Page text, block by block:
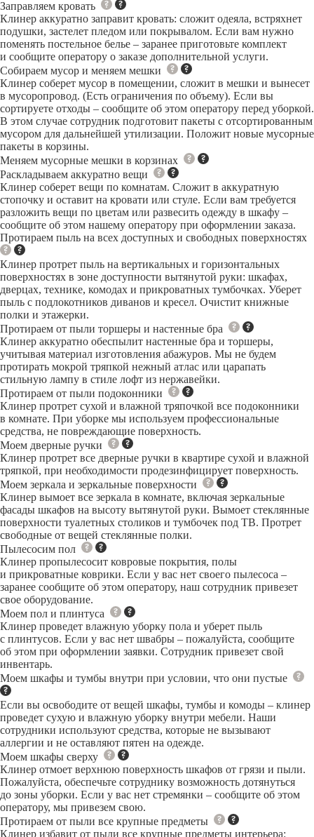
Заправляем кровать
Клинер аккуратно заправит кровать: сложит одеяла, встряхнет
подушки, застелет пледом или покрывалом. Если вам нужно
поменять постельное белье – заранее приготовьте комплект
и сообщите оператору о заказе дополнительной услуги.
Собираем мусор и меняем мешки
Клинер соберет мусор в помещении, сложит в мешки и вынесет
в мусоропровод. (Есть ограничения по объему). Если вы
сортируете отходы – сообщите об этом оператору перед уборкой.
В этом случае сотрудник подготовит пакеты с отсортированным
мусором для дальнейшей утилизации. Положит новые мусорные
пакеты в корзины.
Меняем мусорные мешки в корзинах
Раскладываем аккуратно вещи
Клинер соберет вещи по комнатам. Сложит в аккуратную
стопочку и оставит на кровати или стуле. Если вам требуется
разложить вещи по цветам или развесить одежду в шкафу –
сообщите об этом нашему оператору при оформлении заказа.
Протираем пыль на всех доступных и свободных поверхностях
Клинер протрет пыль на вертикальных и горизонтальных
поверхностях в зоне доступности вытянутой руки: шкафах,
дверцах, технике, комодах и прикроватных тумбочках. Уберет
пыль с подлокотников диванов и кресел. Очистит книжные
полки и этажерки.
Протираем от пыли торшеры и настенные бра
Клинер аккуратно обеспылит настенные бра и торшеры,
учитывая материал изготовления абажуров. Мы не будем
протирать мокрой тряпкой нежный атлас или царапать
стильную лампу в стиле лофт из нержавейки.
Протираем от пыли подоконники
Клинер протрет сухой и влажной тряпочкой все подоконники
в комнате. При уборке мы используем профессиональные
средства, не повреждающие поверхность.
Моем дверные ручки
Клинер протрет все дверные ручки в квартире сухой и влажной
тряпкой, при необходимости продезинфицирует поверхность.
Моем зеркала и зеркальные поверхности
Клинер вымоет все зеркала в комнате, включая зеркальные
фасады шкафов на высоту вытянутой руки. Вымоет стеклянные
поверхности туалетных столиков и тумбочек под ТВ. Протрет
свободные от вещей стеклянные полки.
Пылесосим пол
Клинер пропылесосит ковровые покрытия, полы
и прикроватные коврики. Если у вас нет своего пылесоса –
заранее сообщите об этом оператору, наш сотрудник привезет
свое оборудование.
Моем пол и плинтуса
Клинер проведет влажную уборку пола и уберет пыль
с плинтусов. Если у вас нет швабры – пожалуйста, сообщите
об этом при оформлении заявки. Сотрудник привезет свой
инвентарь.
Моем шкафы и тумбы внутри при условии, что они пустые
Если вы освободите от вещей шкафы, тумбы и комоды – клинер
проведет сухую и влажную уборку внутри мебели. Наши
сотрудники используют средства, которые не вызывают
аллергии и не оставляют пятен на одежде.
Моем шкафы сверху
Клинер отмоет верхнюю поверхность шкафов от грязи и пыли.
Пожалуйста, обеспечьте сотруднику возможность дотянуться
до зоны уборки. Если у вас нет стремянки – сообщите об этом
оператору, мы привезем свою.
Протираем от пыли все крупные предметы
Клинер избавит от пыли все крупные предметы интерьера: